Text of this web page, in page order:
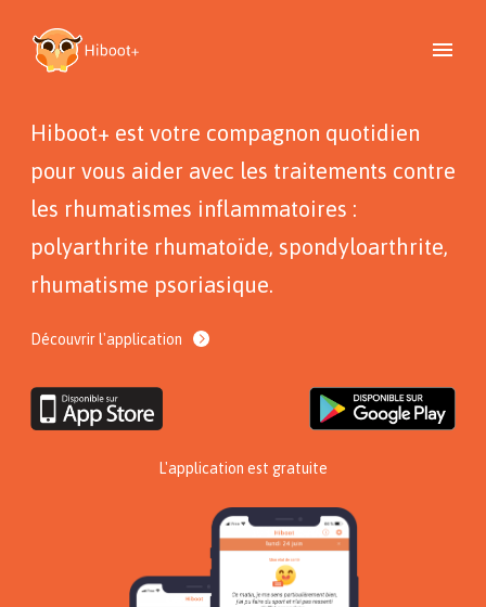
Hiboot+ est votre compagnon quotidien
pour vous aider avec les traitements contre
les rhumatismes inflammatoires :
polyarthrite rhumatoïde, spondyloarthrite,
rhumatisme psoriasique.
Découvrir l'application
L'application est gratuite